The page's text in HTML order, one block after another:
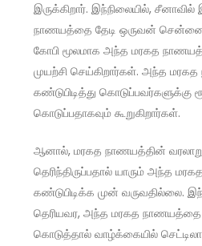
இருக்கிறார். இந்நிலையில், சீனாவில்
நாணயத்தை தேடி ஒருவன்
கோபி மூலமாக அந்த மரகத
முயற்சி செய்கிறார்கள். அந்த
கண்டுபிடித்து கொடுப்பவர்களுக்கு
கொடுப்பதாகவும் கூறுகிறார்கள்.
ஆனால், மரகத நாணயத்தின்
தெரிந்திருப்பதால் யாரும் அந்த
கண்டுபிடிக்க முன் வருவதில்லை.
தெரியவர, அந்த மரகத நாணயத்தை
கொடுத்தால் வாழ்க்கையில்